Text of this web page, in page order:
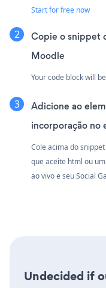
Start for free now
Copie o snippet
Moodle
Your code block will
Adicione ao
incorporação no
Cole acima do
que aceite html ou
ao vivo e seu Social
Undecided if